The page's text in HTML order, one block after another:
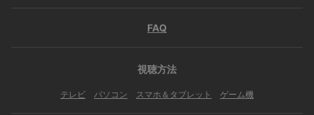
FAQ
視聴方法
テレビ パソコン スマホ＆タブレット ゲーム機